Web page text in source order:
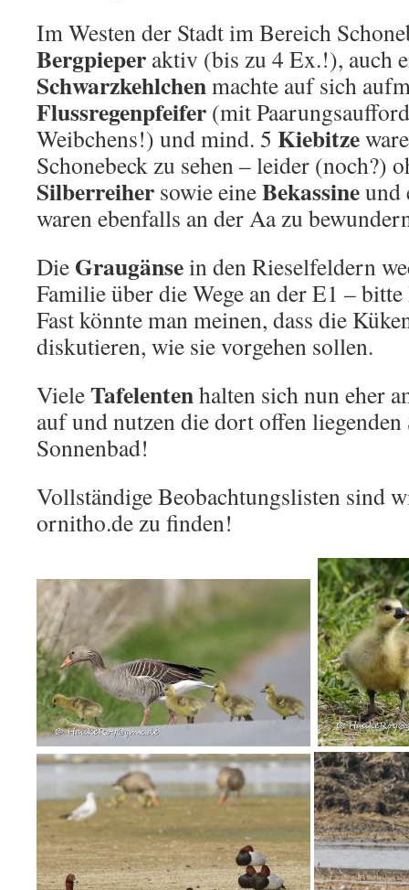
Im Westen der Stadt im Bereich
Bergpieper aktiv (bis zu 4 Ex.!), auch
Schwarzkehlchenmachte auf sich
Flussregenpfeifer (mit
Weibchens!) und mind. 5 Kiebitze
Schonebeck zu sehen – leider (noch?)
Silberreiher sowie eineBekassine
waren ebenfalls an der Aa zu
Die Graugänsein den Rieselfeldern
Familie über die Wege an der E1 –
Fast könnte man meinen, dass die
diskutieren, wie sie vorgehen sollen.
VieleTafelentenhalten sich nun eher
auf und nutzen die dort offen liegenden
Sonnenbad!
Vollständige Beobachtungslisten sind
ornitho.de zu finden!